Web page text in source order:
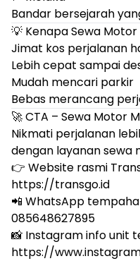
Bandar bersejarah
💡 Kenapa Sewa
Jimat kos perjalanan
Lebih cepat sampai
Mudah mencari parkir
Bebas merancang
🚀 CTA – Sewa Motor
Nikmati perjalanan
dengan layanan
👉 Website rasmi
https://transgo.id
📲 WhatsApp
085648627895
📸 Instagram info unit
https://